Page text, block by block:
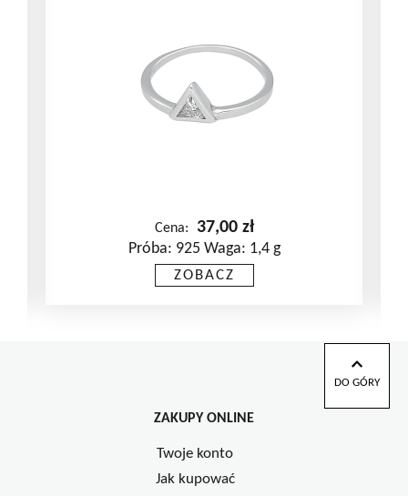
Cena: 37,00 zł
Próba: 925 Waga: 1,4 g
ZOBACZ
Ten
produkt
wybrać
ZAKUPY ONLINE
Twoje konto
Jak kupować
DO GÓRY